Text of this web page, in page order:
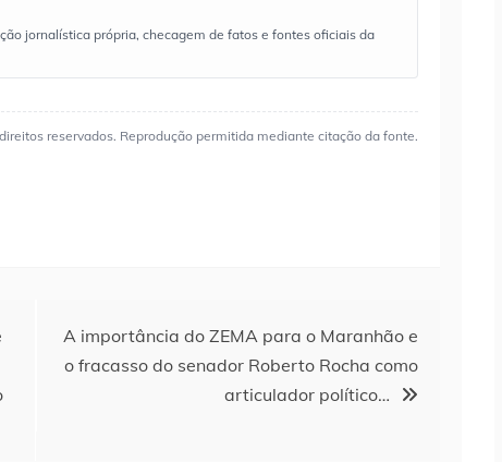
jornalística própria, checagem de fatos e fontes oficiais da
reservados. Reprodução permitida mediante citação da fonte.
A importância do ZEMA para o Maranhão e
o fracasso do senador Roberto Rocha como
articulador político…